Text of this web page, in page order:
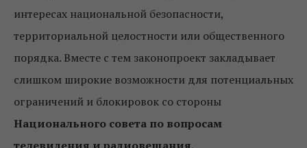
интересах национальной безопасности,
территориальной целостности или общественного
порядка. Вместе с тем законопроект закладывает
слишком широкие возможности для потенциальных
ограничений и блокировок со стороны
Национального совета по вопросам